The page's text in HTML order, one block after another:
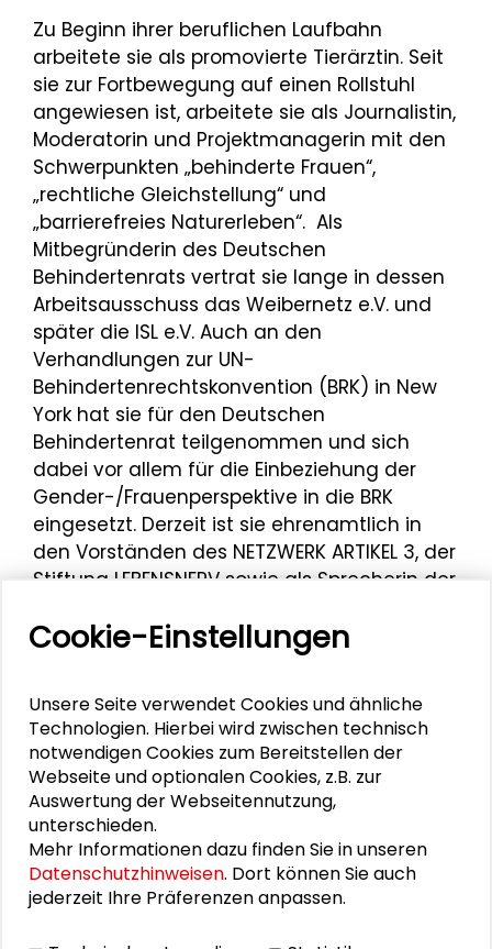
Zu Beginn ihrer beruflichen Laufbahn
arbeitete sie als promovierte Tierärztin. Seit
sie zur Fortbewegung auf einen Rollstuhl
angewiesen ist, arbeitete sie als Journalistin,
Moderatorin und Projektmanagerin mit den
Schwerpunkten „behinderte Frauen“,
„rechtliche Gleichstellung“ und
„barrierefreies Naturerleben“. Als
Mitbegründerin des Deutschen
Behindertenrats vertrat sie lange in dessen
Arbeitsausschuss das Weibernetz e.V. und
später die ISL e.V. Auch an den
Verhandlungen zur UN-
Behindertenrechtskonvention (BRK) in New
York hat sie für den Deutschen
Behindertenrat teilgenommen und sich
dabei vor allem für die Einbeziehung der
Gender-/Frauenperspektive in die BRK
eingesetzt. Derzeit ist sie ehrenamtlich in
den Vorständen des NETZWERK ARTIKEL 3, der
Stiftung LEBENSNERV sowie als Sprecherin der
Sie erhielt diverse Ehrungen, darunter als
Frauen das Bundesverdienstkreuz am
Bande im Jahr 2004 und anschließend das
Bundesverdienstkreuz 1. Klasse 2010. Seit
2004 ist sie außerdem Trägerin des
Binding-Preises für Natur- und
Umweltschutz.
Bei der Abendveranstaltung am 05.
“Menschenrechten von
Menschen mit Behinderung” hielt Sigrid
Cookie-Einstellungen
Unsere Seite verwendet Cookies und ähnliche
Technologien. Hierbei wird zwischen technisch
notwendigen Cookies zum Bereitstellen der
Webseite und optionalen Cookies, z.B. zur
Auswertung der Webseitennutzung,
unterschieden.
Mehr Informationen dazu finden Sie in unseren
Datenschutzhinweisen. Dort können Sie auch
jederzeit Ihre Präferenzen anpassen.